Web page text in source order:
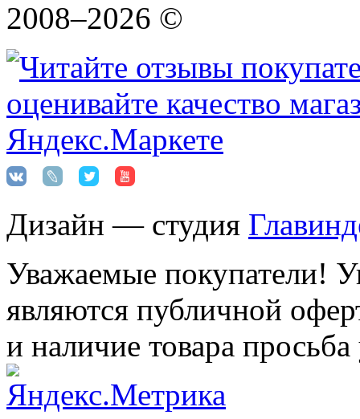
2008–2026 ©
Дизайн — студия
Уважаемые покупатели!
являются публичной
и наличие товара